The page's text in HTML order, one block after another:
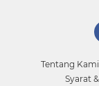
Tentang Kami
Syarat